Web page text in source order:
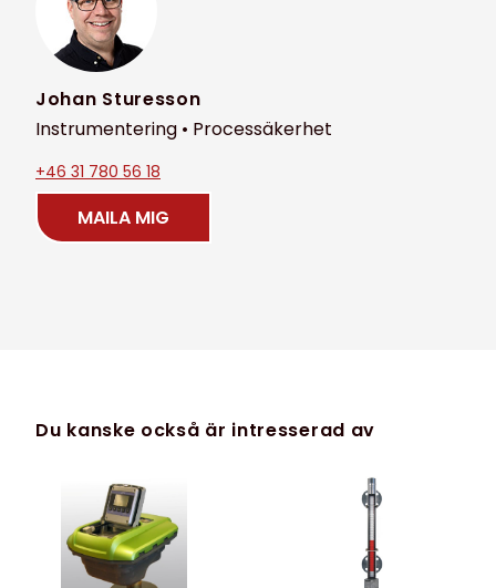
Johan Sturesson
Instrumentering • Processäkerhet
+46 31 780 56 18
MAILA MIG
Du kanske också är intresserad av